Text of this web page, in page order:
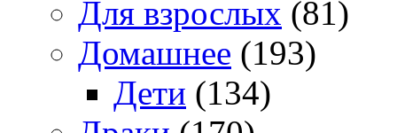
Для взрослых (81)
Домашнее (193)
Дети (134)